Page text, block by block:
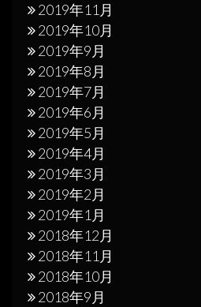
2019年11月
2019年10月
2019年9月
2019年8月
2019年7月
2019年6月
2019年5月
2019年4月
2019年3月
2019年2月
2019年1月
2018年12月
2018年11月
2018年10月
2018年9月